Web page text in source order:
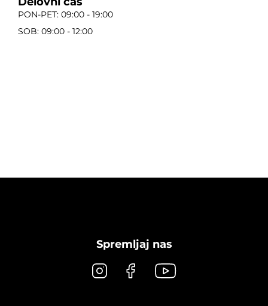
PON-PET: 09:00 - 19:00
SOB: 09:00 - 12:00
Spremljaj nas